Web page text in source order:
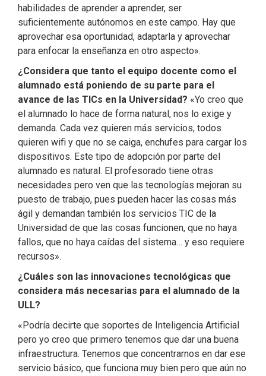
habilidades de aprender a aprender, ser
suficientemente autónomos en este campo. Hay que
aprovechar esa oportunidad, adaptarla y aprovechar
para enfocar la enseñanza en otro aspecto».
¿Considera que tanto el equipo docente como el
alumnado está poniendo de su parte para el
avance de las TICs en la Universidad? «Yo creo que
el alumnado lo hace de forma natural, nos lo exige y
demanda. Cada vez quieren más servicios, todos
quieren wifi y que no se caiga, enchufes para cargar los
dispositivos. Este tipo de adopción por parte del
alumnado es natural. El profesorado tiene otras
necesidades pero ven que las tecnologías mejoran su
puesto de trabajo, pues pueden hacer las cosas más
ágil y demandan también los servicios TIC de la
Universidad de que las cosas funcionen, que no haya
fallos, que no haya caídas del sistema… y eso requiere
recursos».
¿Cuáles son las innovaciones tecnológicas que
considera más necesarias para el alumnado de la
ULL?
«Podría decirte que soportes de Inteligencia Artificial
pero yo creo que primero tenemos que dar una buena
infraestructura. Tenemos que concentrarnos en dar ese
servicio básico, que funciona muy bien pero que aún no